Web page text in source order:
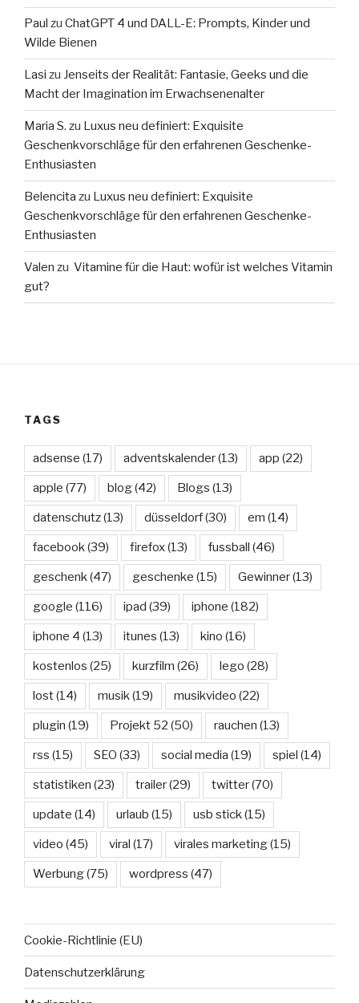
Paul zu ChatGPT 4 und DALL-E: Prompts, Kinder und
Wilde Bienen
Lasi zu Jenseits der Realität: Fantasie, Geeks und die
Macht der Imagination im Erwachsenenalter
Maria S. zu Luxus neu definiert: Exquisite
Geschenkvorschläge für den erfahrenen Geschenke-
Enthusiasten
Belencita zu Luxus neu definiert: Exquisite
Geschenkvorschläge für den erfahrenen Geschenke-
Enthusiasten
Valen zu Vitamine für die Haut: wofür ist welches Vitamin
gut?
TAGS
adsense (17) adventskalender(13) app (22)
apple (77) blog(42) Blogs (13)
datenschutz(13) düsseldorf(30) em (14)
facebook(39) firefox(13) fussball (46)
geschenk(47) geschenke (15) Gewinner(13)
google (116) ipad (39) iphone (182)
iphone 4 (13) itunes (13) kino (16)
kostenlos (25) kurzfilm (26) lego (28)
lost(14) musik(19) musikvideo (22)
plugin (19) Projekt 52 (50) rauchen (13)
rss (15) SEO (33) social media (19) spiel (14)
statistiken (23) trailer(29) twitter(70)
update (14) urlaub (15) usb stick(15)
video (45) viral (17) virales marketing(15)
Werbung(75) wordpress (47)
Cookie-Richtlinie (EU)
Datenschutzerklärung